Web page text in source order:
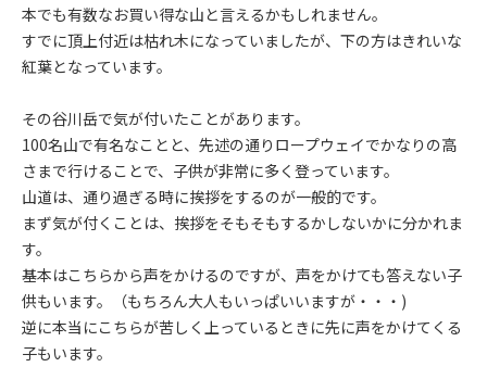
本でも有数なお買い得な山と言えるかもしれません。
すでに頂上付近は枯れ木になっていましたが、下の方はきれいな
紅葉となっています。
その谷川岳で気が付いたことがあります。
100名山で有名なことと、先述の通りロープウェイでかなりの高
さまで行けることで、子供が非常に多く登っています。
山道は、通り過ぎる時に挨拶をするのが一般的です。
まず気が付くことは、挨拶をそもそもするかしないかに分かれま
す。
基本はこちらから声をかけるのですが、声をかけても答えない子
供もいます。（もちろん大人もいっぱいいますが・・・)
逆に本当にこちらが苦しく上っているときに先に声をかけてくる
子もいます。